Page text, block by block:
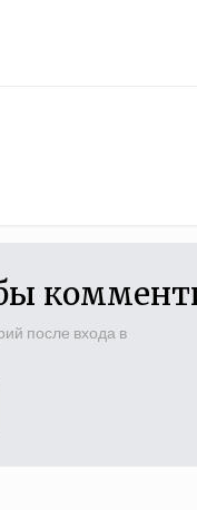
после входа в